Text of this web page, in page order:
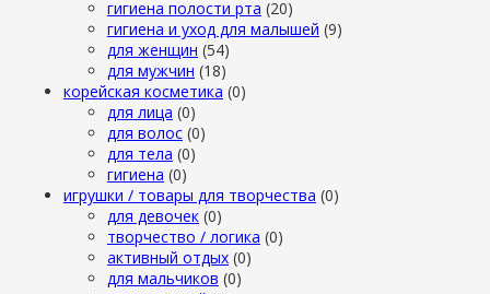
гигиена полости рта (20)
гигиена и уход для малышей (9)
для женщин (54)
для мужчин (18)
корейская косметика (0)
для лица (0)
для волос (0)
для тела (0)
гигиена (0)
игрушки / товары для творчества (0)
для девочек (0)
творчество / логика (0)
активный отдых (0)
для мальчиков (0)